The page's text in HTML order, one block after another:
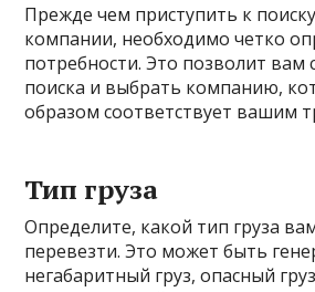
Прежде чем приступить к
компании, необходимо четко
потребности. Это позволит вам
поиска и выбрать компанию,
образом соответствует вашим
Тип груза
Определите, какой тип груза
перевезти. Это может быть
негабаритный груз, опасный